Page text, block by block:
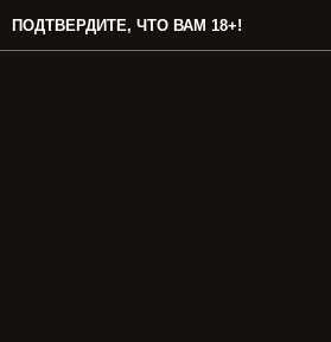
ПОДТВЕРДИТЕ, ЧТО ВАМ 18+!